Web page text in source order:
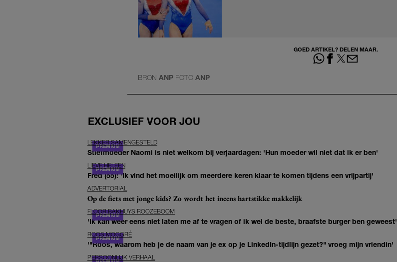
GOED ARTIKEL? DELEN MAAR.
BRON ANP FOTO ANP
EXCLUSIEF VOOR JOU
LEKKER SAMENGESTELD
Stiefmoeder Naomi is niet welkom bij verjaardagen: 'Hun moeder wil niet dat ik er ben'
LIEVE HELEEN
Fred (55): 'Ik vind het moeilijk om meerdere keren klaar te komen tijdens een vrijpartij'
ADVERTORIAL
Op de fiets met jonge kids? Zo wordt het ineens hartstikke makkelijk
FLOOR BAKHUYS ROOZEBOOM
'Ik kan weer eens niet laten me af te vragen of ik wel de beste, braafste burger ben geweest'
ROOS MOGGRÉ
'"Roos, waarom heb je de naam van je ex op je LinkedIn-tijdlijn gezet?" vroeg mijn vriendin'
PERSOONLIJK VERHAAL